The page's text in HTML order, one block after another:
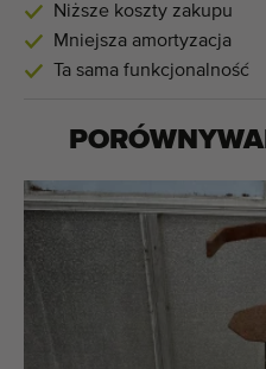
Niższe koszty zakupu
Mniejsza amortyzacja
Ta sama funkcjonalność